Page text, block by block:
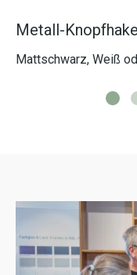
Metall-
Mattschwarz, Weiß